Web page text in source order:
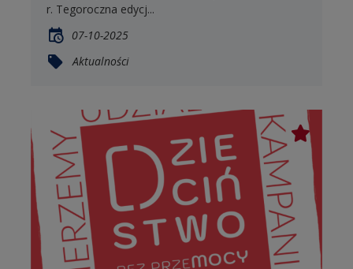
r. Tegoroczna edycj...
07-10-2025
Aktualności